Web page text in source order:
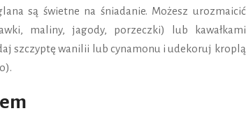
są świetne na śniadanie. Możesz urozmaicić
maliny, jagody, porzeczki) lub kawałkami
szczyptę wanilii lub cynamonu i udekoruj kroplą